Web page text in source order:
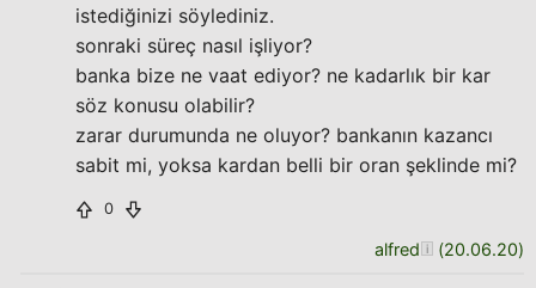
istediğinizi söylediniz.
sonraki süreç nasıl işliyor?
banka bize ne vaat ediyor? ne kadarlık bir kar
söz konusu olabilir?
zarar durumunda ne oluyor? bankanın kazancı
sabit mi, yoksa kardan belli bir oran şeklinde mi?
0
alfred (20.06.20)